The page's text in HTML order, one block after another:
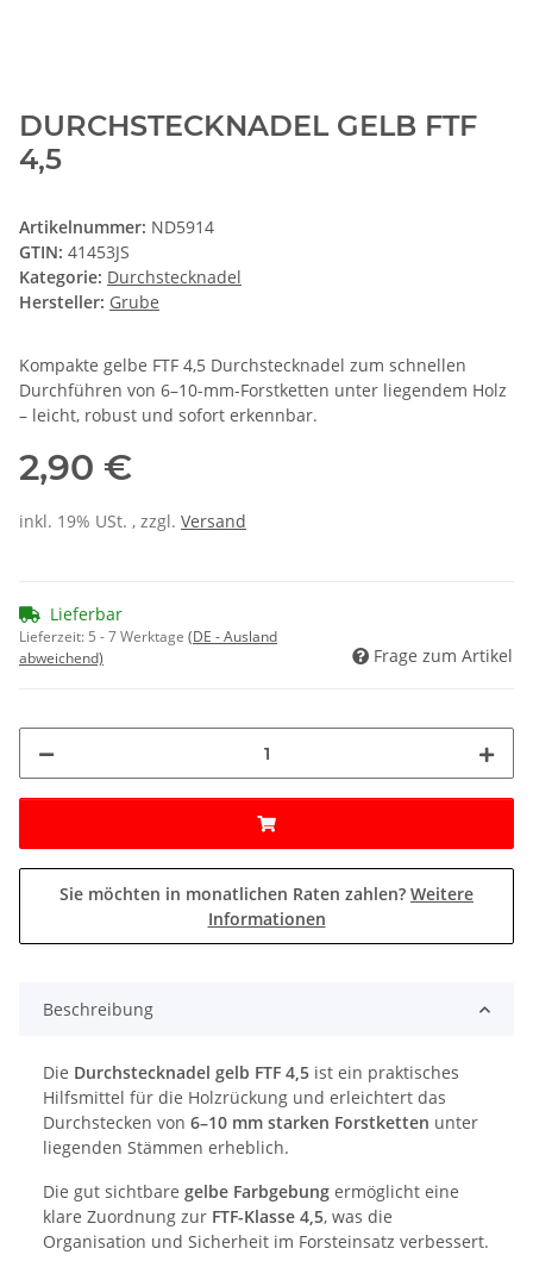
DURCHSTECKNADEL GELB FTF
4,5
Artikelnummer: ND5914
GTIN: 41453JS
Kategorie: Durchstecknadel
Hersteller: Grube
Kompakte gelbe FTF 4,5 Durchstecknadel zum schnellen
Durchführen von 6–10-mm-Forstketten unter liegendem Holz
– leicht, robust und sofort erkennbar.
2,90 €
inkl. 19% USt. , zzgl. Versand
Lieferbar
Lieferzeit: 5 - 7 Werktage (DE - Ausland
abweichend)
Frage zum Artikel
Sie möchten in monatlichen Raten zahlen? Weitere
Informationen
Beschreibung
Die Durchstecknadel gelb FTF 4,5 ist ein praktisches
Hilfsmittel für die Holzrückung und erleichtert das
Durchstecken von 6–10 mm starken Forstketten unter
liegenden Stämmen erheblich.
Die gut sichtbare gelbe Farbgebung ermöglicht eine
klare Zuordnung zur FTF-Klasse 4,5, was die
Organisation und Sicherheit im Forsteinsatz verbessert.